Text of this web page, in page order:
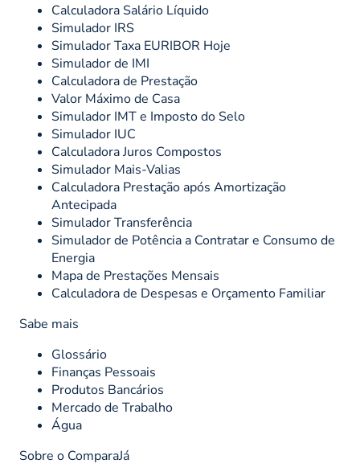
Calculadora Salário Líquido
Simulador IRS
Simulador Taxa EURIBOR Hoje
Simulador de IMI
Calculadora de Prestação
Valor Máximo de Casa
Simulador IMT e Imposto do Selo
Simulador IUC
Calculadora Juros Compostos
Simulador Mais-Valias
Calculadora Prestação após Amortização
Antecipada
Simulador Transferência
Simulador de Potência a Contratar e Consumo de
Energia
Mapa de Prestações Mensais
Calculadora de Despesas e Orçamento Familiar
Sabe mais
Glossário
Finanças Pessoais
Produtos Bancários
Mercado de Trabalho
Água
Sobre o ComparaJá